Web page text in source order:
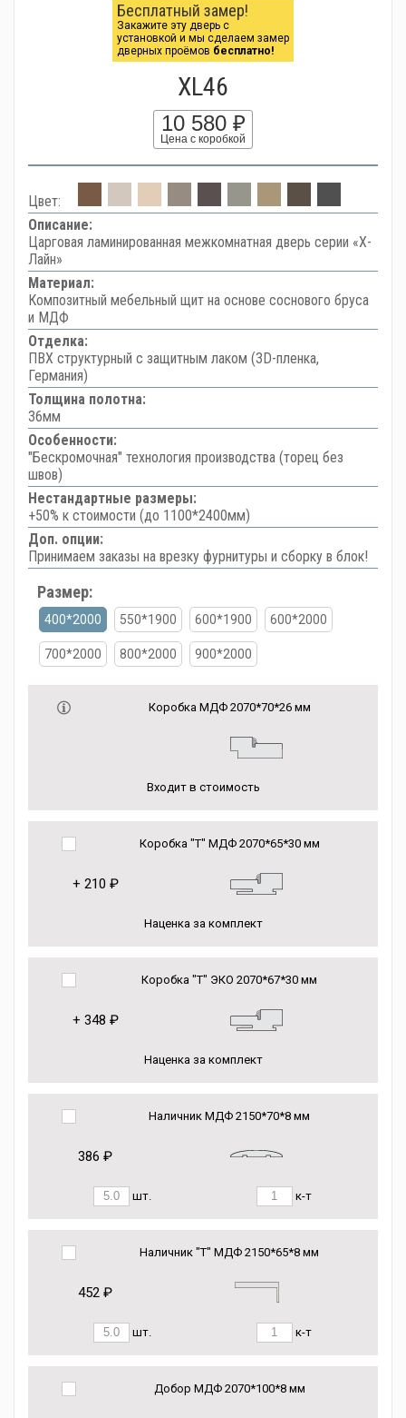
Бесплатный замер!
Закажите эту дверь с
установкой и мы сделаем замер
дверных проёмов бесплатно!
XL46
10 580 ₽
Цена с коробкой
Цвет:
Описание:
Царговая ламинированная межкомнатная дверь серии «Х-
Лайн»
Материал:
Композитный мебельный щит на основе соснового бруса
и МДФ
Отделка:
ПВХ структурный с защитным лаком (3D-пленка,
Германия)
Толщина полотна:
36мм
Особенности:
"Бескромочная" технология производства (торец без
швов)
Нестандартные размеры:
+50% к стоимости (до 1100*2400мм)
Доп. опции:
Принимаем заказы на врезку фурнитуры и сборку в блок!
Размер:
400*2000 550*1900 600*1900 600*2000
700*2000 800*2000 900*2000
Коробка МДФ 2070*70*26 мм
Входит в стоимость
Коробка "Т" МДФ 2070*65*30 мм
+ 210 ₽
Наценка за комплект
Коробка "Т" ЭКО 2070*67*30 мм
+ 348 ₽
Наценка за комплект
Наличник МДФ 2150*70*8 мм
386 ₽
шт. к-т
Наличник "Т" МДФ 2150*65*8 мм
452 ₽
шт. к-т
Добор МДФ 2070*100*8 мм